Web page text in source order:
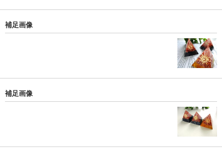
補足画像
補足画像